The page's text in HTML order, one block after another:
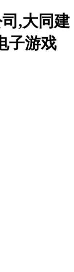
,大同建
子游戏